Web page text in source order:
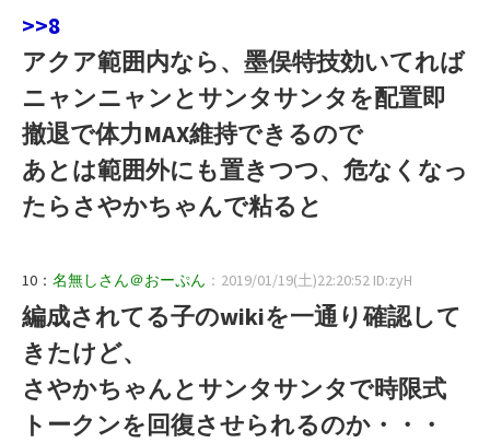
>>8
アクア範囲内なら、墨俣特技効いてれば
ニャンニャンとサンタサンタを配置即
撤退で体力MAX維持できるので
あとは範囲外にも置きつつ、危なくなっ
たらさやかちゃんで粘ると
10： 名無しさん＠おーぷん ：2019/01/19(土)22:20:52 ID:zyH
編成されてる子のwikiを一通り確認して
きたけど、
さやかちゃんとサンタサンタで時限式
トークンを回復させられるのか・・・